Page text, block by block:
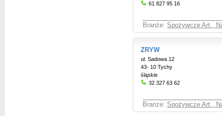
61 827 95 16
Branże: Spożywcze Art.,
ZRYW
ul. Sadowa 12
43- 10 Tychy
śląskie
32 327 63 62
Branże: Spożywcze Art.,